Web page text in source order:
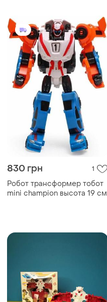
830 грн 1
Робот трансформер тобот
mini champion высота 19 см